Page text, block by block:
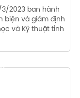
2023 ban hành
biện và giám định
và Kỹ thuật tỉnh